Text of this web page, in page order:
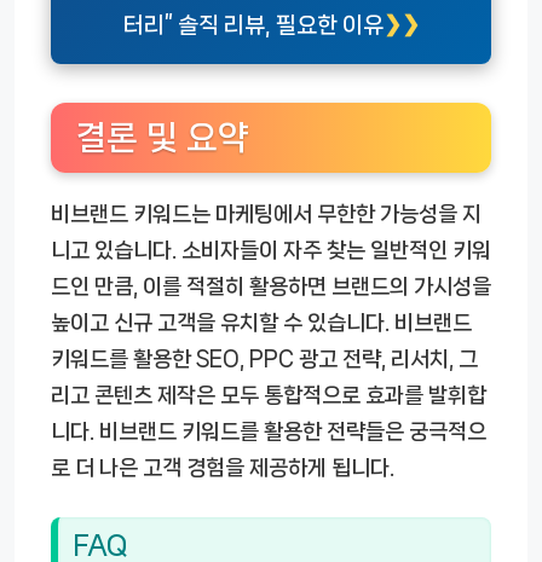
터리” 솔직 리뷰, 필요한 이유
결론 및 요약
비브랜드 키워드는 마케팅에서 무한한 가능성을 지
니고 있습니다. 소비자들이 자주 찾는 일반적인 키워
드인 만큼, 이를 적절히 활용하면 브랜드의 가시성을
높이고 신규 고객을 유치할 수 있습니다. 비브랜드
키워드를 활용한 SEO, PPC 광고 전략, 리서치, 그
리고 콘텐츠 제작은 모두 통합적으로 효과를 발휘합
니다. 비브랜드 키워드를 활용한 전략들은 궁극적으
로 더 나은 고객 경험을 제공하게 됩니다.
FAQ